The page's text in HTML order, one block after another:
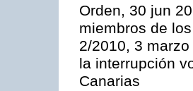
Orden, 30 jun
miembros de
2/2010, 3
la interrupción
Canarias